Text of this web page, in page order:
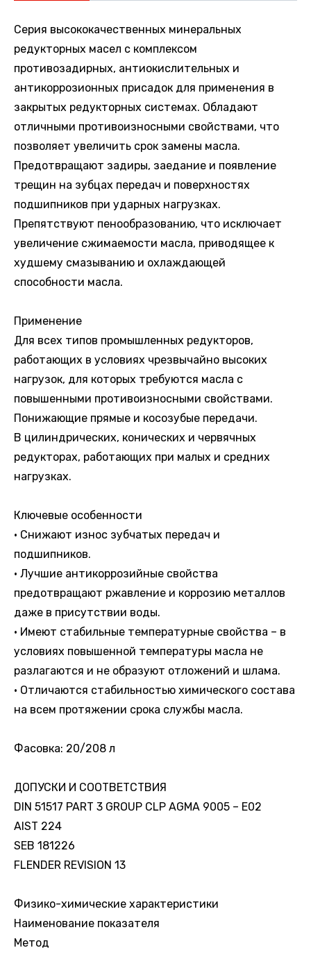
Серия высококачественных минеральных
редукторных масел с комплексом
противозадирных, антиокислительных и
антикоррозионных присадок для применения в
закрытых редукторных системах. Обладают
отличными противоизносными свойствами, что
позволяет увеличить срок замены масла.
Предотвращают задиры, заедание и появление
трещин на зубцах передач и поверхностях
подшипников при ударных нагрузках.
Препятствуют пенообразованию, что исключает
увеличение сжимаемости масла, приводящее к
худшему смазыванию и охлаждающей
способности масла.
Применение
Для всех типов промышленных редукторов,
работающих в условиях чрезвычайно высоких
нагрузок, для которых требуются масла с
повышенными противоизносными свойствами.
Понижающие прямые и косозубые передачи.
В цилиндрических, конических и червячных
редукторах, работающих при малых и средних
нагрузках.
Ключевые особенности
• Снижают износ зубчатых передач и
подшипников.
• Лучшие антикоррозийные свойства
предотвращают ржавление и коррозию металлов
даже в присутствии воды.
• Имеют стабильные температурные свойства – в
условиях повышенной температуры масла не
разлагаются и не образуют отложений и шлама.
• Отличаются стабильностью химического состава
на всем протяжении срока службы масла.
Фасовка: 20/208 л
ДОПУСКИ И СООТВЕТСТВИЯ
DIN 51517 PART 3 GROUP CLP AGMA 9005 – E02
AIST 224
SEB 181226
FLENDER REVISION 13
Физико-химические характеристики
Наименование показателя
Метод